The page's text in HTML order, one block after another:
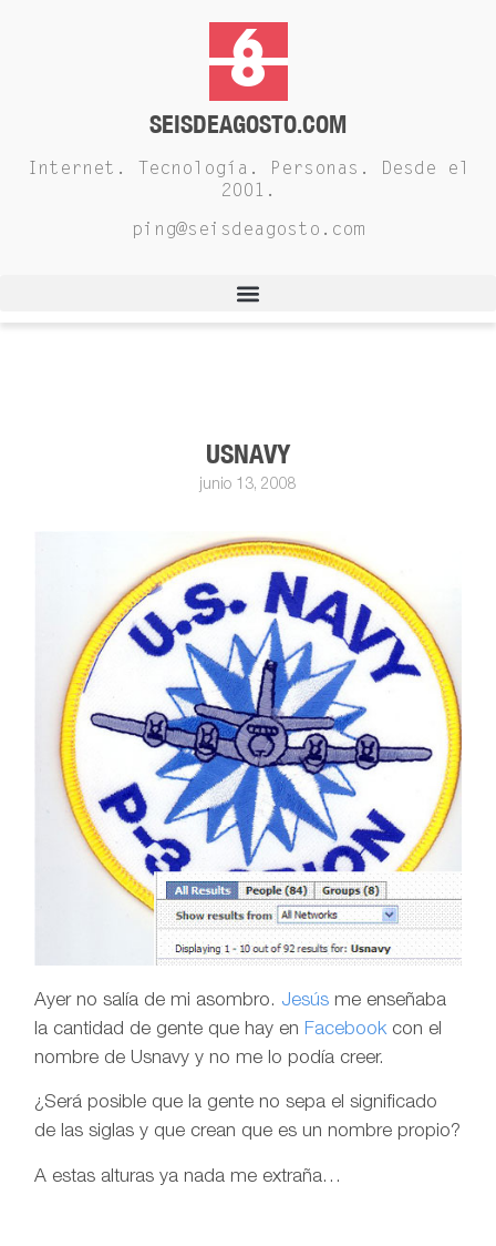
SEISDEAGOSTO.COM
Internet. Tecnología. Personas. Desde el
2001.
ping@seisdeagosto.com
USNAVY
junio 13, 2008
Ayer no salía de mi asombro. Jesús me enseñaba
la cantidad de gente que hay en Facebook con el
nombre de Usnavy y no me lo podía creer.
¿Será posible que la gente no sepa el significado
de las siglas y que crean que es un nombre propio?
A estas alturas ya nada me extraña…